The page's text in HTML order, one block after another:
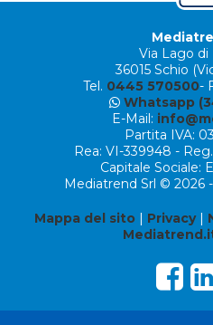
Via Lago di
36015 Schio
Tel. 0445 570500-
Whatsapp
E-Mail:
Partita IVA:
Rea: VI-339948 -
Capitale Sociale:
Mediatrend Srl © 2026
Mappa del sito | Privacy|